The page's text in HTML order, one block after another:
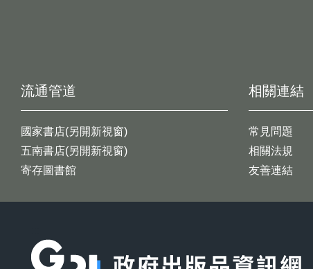
流通管道
國家書店(另開新視窗)
五南書店(另開新視窗)
寄存圖書館
相關連結
常見問題
相關法規
友善連結